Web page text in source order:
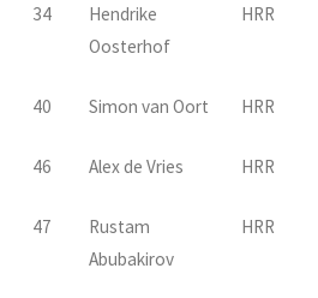
34
Hendrike
Oosterhof
HRR
40 Simon van Oort HRR
46 Alex de Vries HRR
47
Rustam
Abubakirov
HRR